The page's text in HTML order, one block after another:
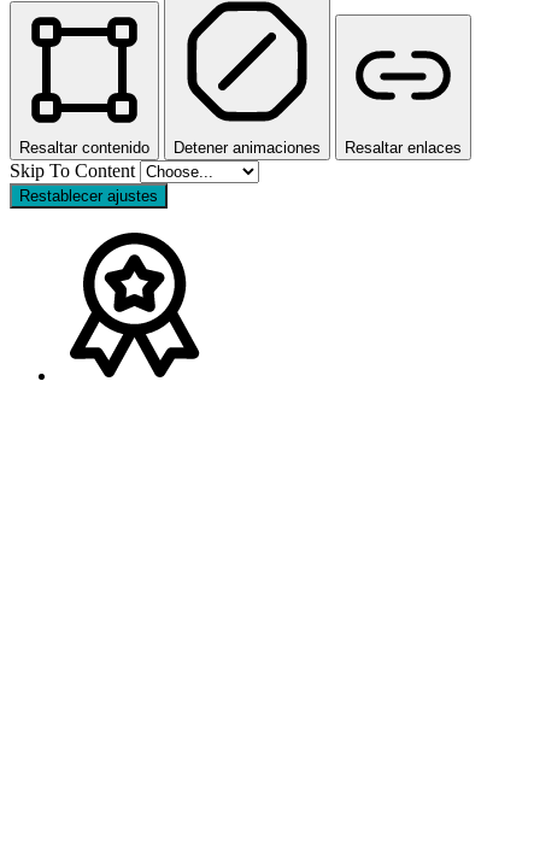
Resaltar contenido Detener animaciones Resaltar enlaces
Skip To Content
Restablecer ajustes